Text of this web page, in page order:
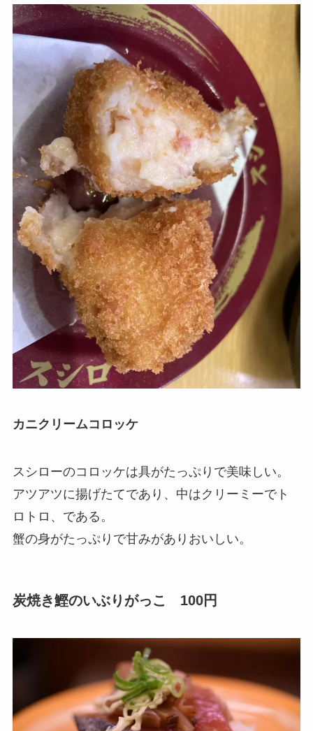
カニクリームコロッケ
スシローのコロッケは具がたっぷりで美味しい。
アツアツに揚げたてであり、中はクリーミーでト
ロトロ、である。
蟹の身がたっぷりで甘みがありおいしい。
炭焼き鰹のいぶりがっこ 100円